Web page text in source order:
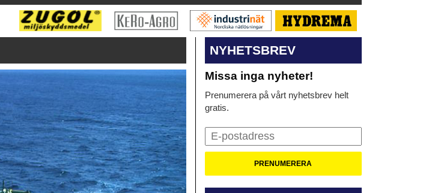
NYHETSBREV
Missa inga nyheter!
Prenumerera på vårt nyhetsbrev helt
gratis.